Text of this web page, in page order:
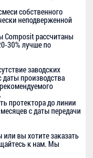
собственного
неподверженной
рассчитаны
30% лучше по
заводских
даты производства
протектора до линии
с даты передачи
вы хотите заказать
к нам. Мы